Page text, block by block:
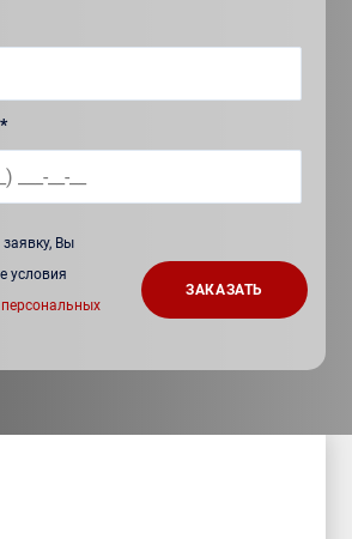
Вы
условия
персональных